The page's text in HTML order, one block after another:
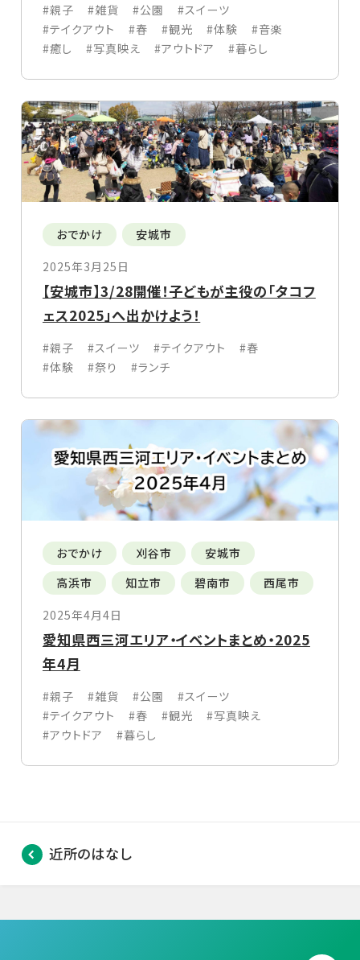
#親子 #雑貨 #公園
#スイーツ
#テイクアウト
#春 #観光 #体験
#音楽
#癒し
#写真映え #アウトドア #暮らし
おでかけ
安城市
2025年3月25日
【安城市】3/28開催！子どもが主役の「タコフ
ェス2025」へ出かけよう！
#親子 #スイーツ #テイクアウト
#春
#体験
#祭り #ランチ
おでかけ 刈谷市
安城市
高浜市
知立市 碧南市
西尾市
2025年4月4日
愛知県西三河エリア・イベントまとめ・2025
年4月
#親子 #雑貨 #公園
#スイーツ
#テイクアウト
#春 #観光
#写真映え
#アウトドア
#暮らし
近所のはなし